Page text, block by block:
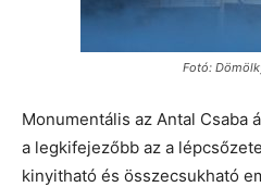
Fotó:
Monumentális az Antal Csaba
a legkifejezőbb az a
kinyitható és összecsukható